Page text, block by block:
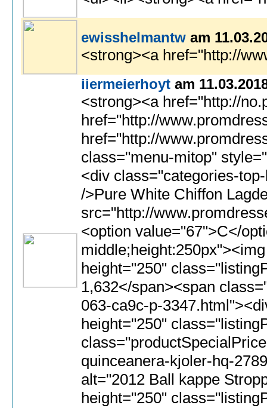
ewisshelmantw am
<strong><a href="http://
iiermeierhoyt am
<strong><a href="http://no.promdresses.ac.cn/">Wedding Dress Factory Outlet</a></strong> |